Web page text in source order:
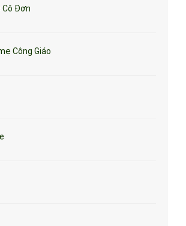
Đơn
Công Giáo